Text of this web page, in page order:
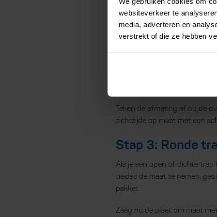
websiteverkeer te
media, adverteren en
verstrekt of die ze hebben
Voordat je begint, verwijder
kaal en zorg dat de gehele
Begin bovenaan de trap en
voor het bepalen van de
Teken de afmeting af op de
zichtzijde op maat met een
Stap 3: Ronde
Als je een open of dichte trap
tredes de maat te nemen,
pakket.
Zaag nu de plaat om maat